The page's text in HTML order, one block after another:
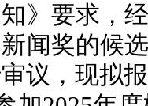
》要求，
闻奖的候
议，现拟